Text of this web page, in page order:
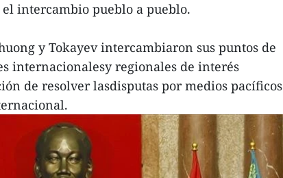
intercambio pueblo a pueblo.
y Tokayev intercambiaron sus puntos de
internacionalesy regionales de interés
de resolver lasdisputas por medios pacíficos